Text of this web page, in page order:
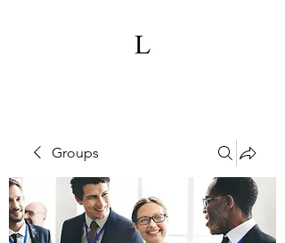
Groups